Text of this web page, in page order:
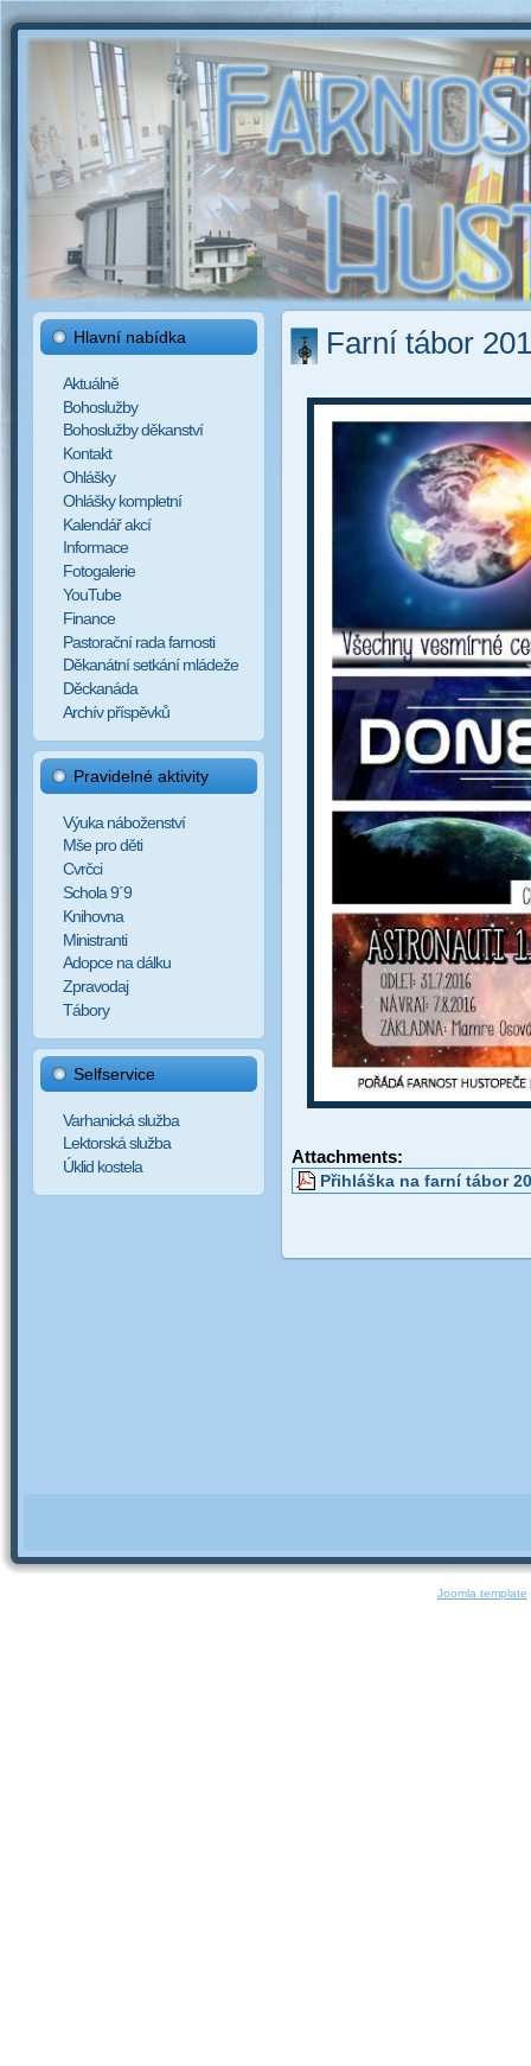
Hlavní nabídka
Aktuálně
Bohoslužby
Bohoslužby děkanství
Kontakt
Ohlášky
Ohlášky kompletní
Kalendář akcí
Informace
Fotogalerie
YouTube
Finance
Pastorační rada farnosti
Děkanátní setkání mládeže
Děckanáda
Archív příspěvků
Pravidelné aktivity
Výuka náboženství
Mše pro děti
Cvrčci
Schola 9´9
Knihovna
Ministranti
Adopce na dálku
Zpravodaj
Tábory
Selfservice
Varhanická služba
Lektorská služba
Úklid kostela
Farní tábor
Attachments:
Přihláška na farní tábor
Joomla template